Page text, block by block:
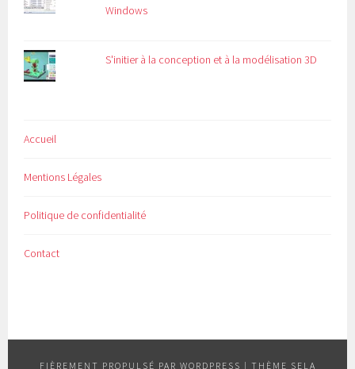
Windows
S'initier à la conception et à la modélisation 3D
Accueil
Mentions Légales
Politique de confidentialité
Contact
FIÈREMENT PROPULSÉ PAR WORDPRESS | THÈME SELA